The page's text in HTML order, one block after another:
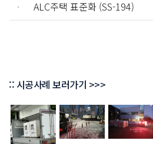
ALC주택 표준화 (SS-194)
:: 시공사례 보러가기 >>>